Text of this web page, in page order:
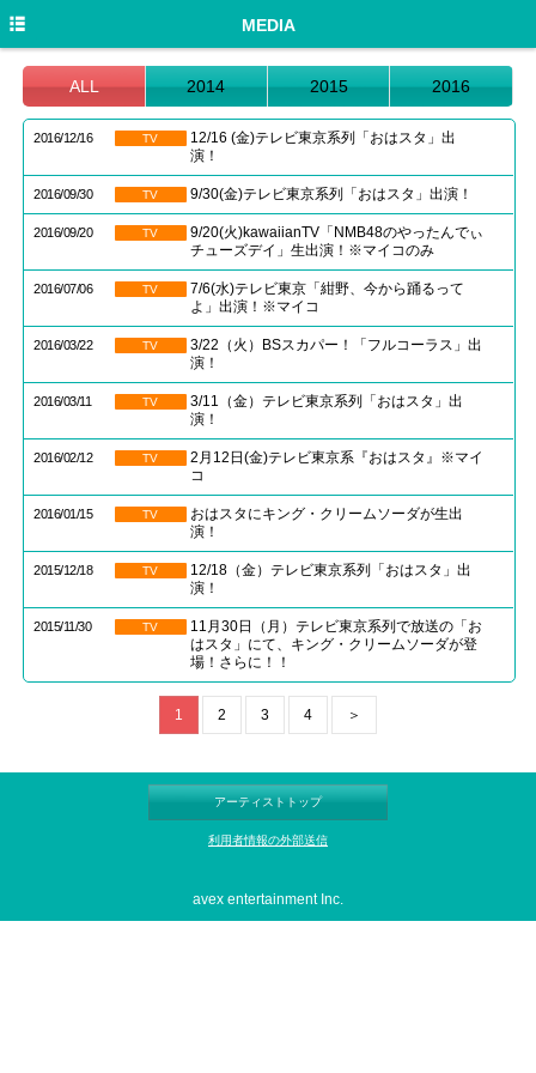
MEDIA
ALL 2014 2015 2016
2016/12/16 TV
12/16 (金)テレビ東京系列「おはスタ」出
演！
2016/09/30 TV 9/30(金)テレビ東京系列「おはスタ」出演！
2016/09/20 TV
9/20(火)kawaiianTV「NMB48のやったんでぃ
チューズデイ」生出演！※マイコのみ
2016/07/06 TV
7/6(水)テレビ東京「紺野、今から踊るって
よ」出演！※マイコ
2016/03/22 TV
3/22（火）BSスカパー！「フルコーラス」出
演！
2016/03/11 TV
3/11（金）テレビ東京系列「おはスタ」出
演！
2016/02/12 TV
2月12日(金)テレビ東京系『おはスタ』※マイ
コ
2016/01/15 TV
おはスタにキング・クリームソーダが生出
演！
2015/12/18 TV
12/18（金）テレビ東京系列「おはスタ」出
演！
2015/11/30 TV
11月30日（月）テレビ東京系列で放送の「お
はスタ」にて、キング・クリームソーダが登
場！さらに！！
1 2 3 4 ＞
アーティストトップ
利用者情報の外部送信
avex entertainment Inc.
NEWS
DISCOGRAPHY
LIVE/EVENT
MOVIE
TWITTER